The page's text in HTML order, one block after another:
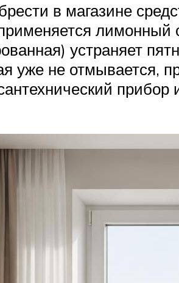
в магазине
лимонный
устраняет
уже не отмывается,